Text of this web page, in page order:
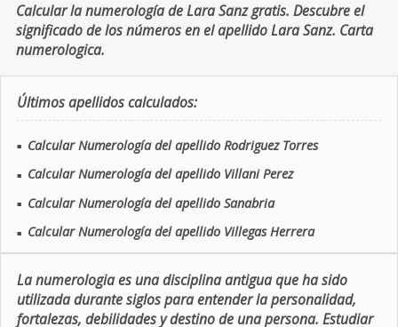
Calcular la numerología de Lara Sanz gratis. Descubre el
significado de los números en el apellido Lara Sanz. Carta
numerologica.
Últimos apellidos calculados:
■ Calcular Numerología del apellido Rodriguez Torres
■ Calcular Numerología del apellido Villani Perez
■ Calcular Numerología del apellido Sanabria
■ Calcular Numerología del apellido Villegas Herrera
La numerologia es una disciplina antigua que ha sido
utilizada durante siglos para entender la personalidad,
fortalezas, debilidades y destino de una persona. Estudiar